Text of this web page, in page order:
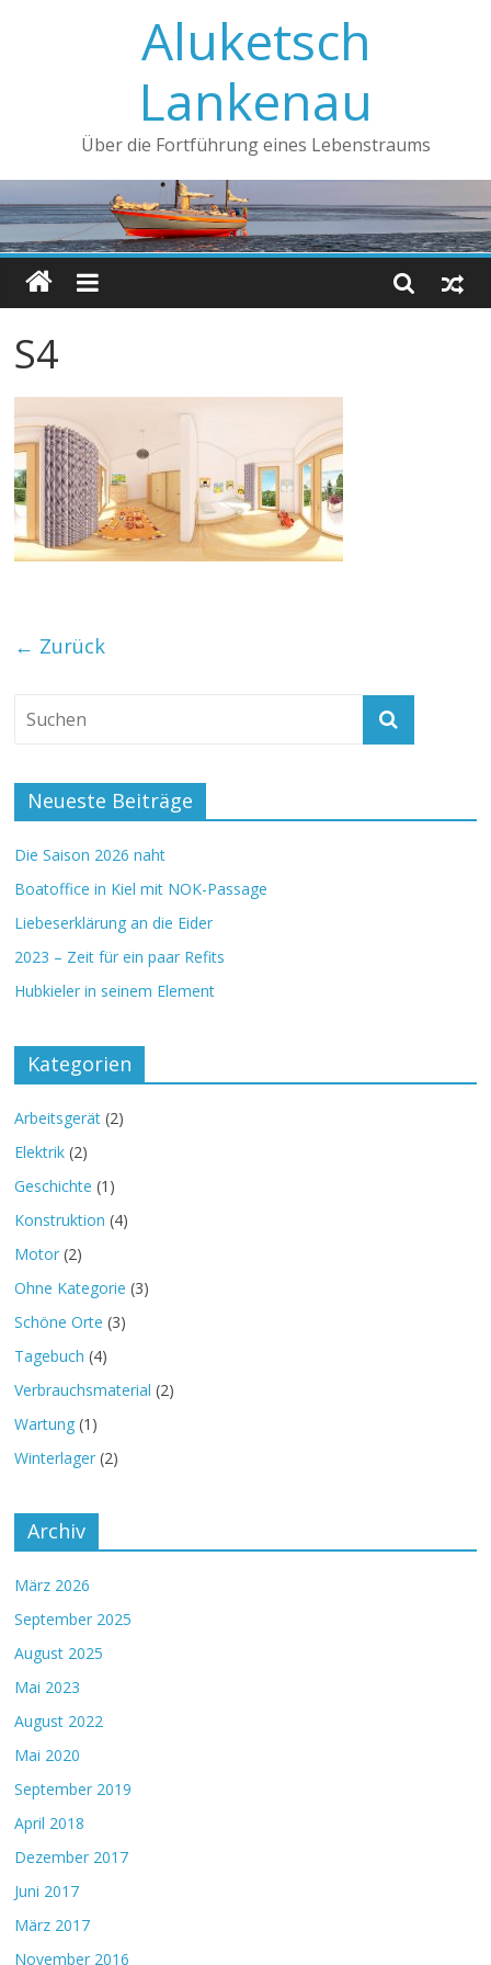
Aluketsch
Lankenau
Über die Fortführung eines Lebenstraums
S4
← Zurück
Neueste Beiträge
Die Saison 2026 naht
Boatoffice in Kiel mit NOK-Passage
Liebeserklärung an die Eider
2023 – Zeit für ein paar Refits
Hubkieler in seinem Element
Kategorien
Arbeitsgerät (2)
Elektrik (2)
Geschichte (1)
Konstruktion (4)
Motor (2)
Ohne Kategorie (3)
Schöne Orte (3)
Tagebuch (4)
Verbrauchsmaterial (2)
Wartung (1)
Winterlager (2)
Archiv
März 2026
September 2025
August 2025
Mai 2023
August 2022
Mai 2020
September 2019
April 2018
Dezember 2017
Juni 2017
März 2017
November 2016